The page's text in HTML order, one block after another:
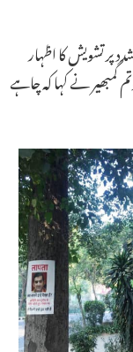
پر تشویش کا اظہار
نے کہا کہ چاہے